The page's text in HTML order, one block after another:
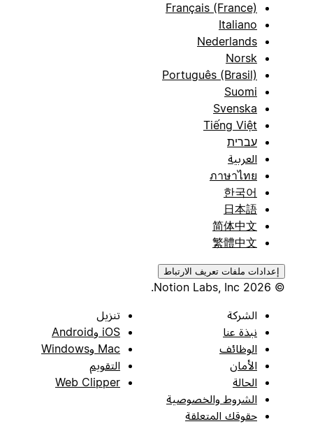
Français (France)
Italiano
Nederlands
Norsk
Português (Brasil)
Suomi
Svenska
Tiếng Việt
עברית
العربية
ภาษาไทย
한국어
日本語
简体中文
繁體中文
إعدادات ملفات تعريف الارتباط
الشركة
نبذة عنا
الوظائف
الأمان
الحالة
الشروط والخصوصية
حقوقك المتعلقة
تنزيل
iOS وAndroid
Mac وWindows
التقويم
Web Clipper